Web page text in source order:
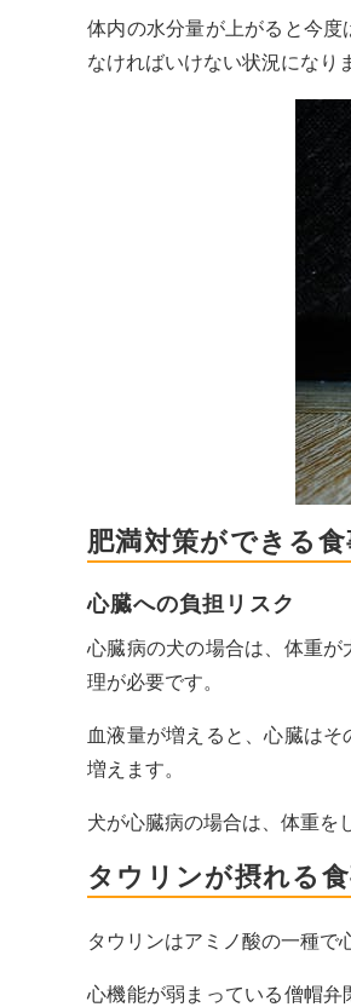
体内の水分量が上がると今
なければいけない状況になり
肥満対策ができる食
心臓への負担リスク
心臓病の犬の場合は、体重
理が必要です。
血液量が増えると、心臓は
増えます。
犬が心臓病の場合は、体重を
タウリンが摂れる
タウリンはアミノ酸の一種で
心機能が弱まっている僧帽